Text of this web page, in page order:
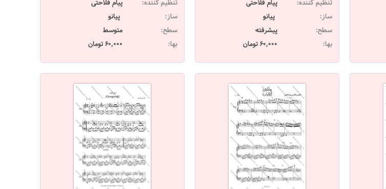
تنظیم کننده:
پیام فلاحتی
ساز:
پیانو
سطح:
پیشرفته
بها:
60,000 تومان
تنظیم کننده:
پیام فلاحتی
ساز:
پیانو
سطح:
متوسط
بها:
60,000 تومان